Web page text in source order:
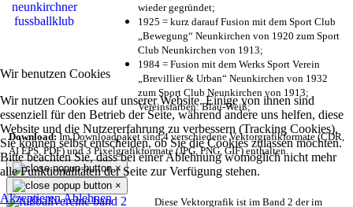
Wir benutzen Cookies
Wir nutzen Cookies auf unserer Website. Einige von ihnen sind
essenziell für den Betrieb der Seite, während andere uns helfen, diese
Website und die Nutzererfahrung zu verbessern (Tracking Cookies).
Sie können selbst entscheiden, ob Sie die Cookies zulassen möchten.
Bitte beachten Sie, dass bei einer Ablehnung womöglich nicht mehr
alle Funktionalitäten der Seite zur Verfügung stehen.
AkzeptierenAblehnen
wieder gegründet;
1925 = kurz darauf Fusion mit dem Sport Club
„Bewegung“ Neunkirchen von 1920 zum Sport
Club Neunkirchen von 1913;
1984 = Fusion mit dem Werks Sport Verein
„Brevillier & Urban“ Neunkirchen von 1932
zum Sport Club Neunkirchen von 1913;
Vereinsfarben: Blau-Weiß;
Download:Im Downloadpaket sind 4 verschiedene Vektorgrafikformate (CDR,
AI EPS, PDF) und 3 Pixelgrafikformate (JPG, PNG, GIF) enthalten.
×
×
Diese Vektorgrafik ist im Band 2 der im